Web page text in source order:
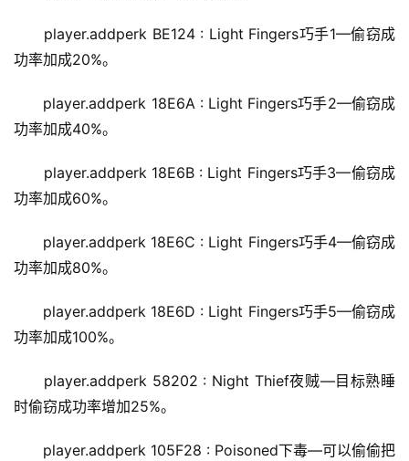
player.addperk BE124 : Light Fingers巧手1—偷窃成
功率加成20%。
player.addperk 18E6A : Light Fingers巧手2—偷窃成
功率加成40%。
player.addperk 18E6B : Light Fingers巧手3—偷窃成
功率加成60%。
player.addperk 18E6C : Light Fingers巧手4—偷窃成
功率加成80%。
player.addperk 18E6D : Light Fingers巧手5—偷窃成
功率加成100%。
player.addperk 58202 : Night Thief夜贼—目标熟睡
时偷窃成功率增加25%。
player.addperk 105F28 : Poisoned下毒—可以偷偷把